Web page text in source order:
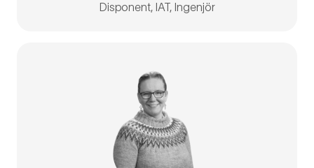
Disponent, IAT, Ingenjör